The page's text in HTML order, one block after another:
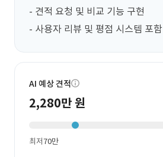
- 견적 요청 및 비교 기능 구현
- 사용자 리뷰 및 평점 시스템 포함
AI 예상 견적
2,280만 원
최저70만